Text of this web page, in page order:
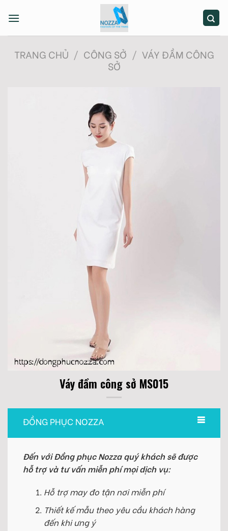
TRANG CHỦ / CÔNG SỞ / VÁY ĐẦM CÔNG
SỞ
Váy đầm công sở MS015
ĐỒNG PHỤC NOZZA
Đến với Đồng phục Nozza quý khách sẽ được
hỗ trợ và tư vấn miễn phí mọi dịch vụ:
Hỗ trợ may đo tận nơi miễn phí
Thiết kế mẫu theo yêu cầu khách hàng
đến khi ưng ý